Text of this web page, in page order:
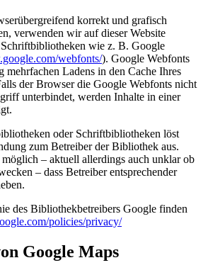
korrekt und grafisch
verwenden wir auf dieser Website
wie z. B. Google
webfonts/). Google Webfonts
mehrfachen Ladens in den Cache Ihres
der Browser die Google Webfonts nicht
unterbindet, werden Inhalte in einer
oder Schriftbibliotheken löst
zum Betreiber der Bibliothek aus.
möglich – aktuell allerdings auch unklar ob
– dass Betreiber entsprechender
des Bibliothekbetreibers Google finden
policies/privacy/
Google Maps